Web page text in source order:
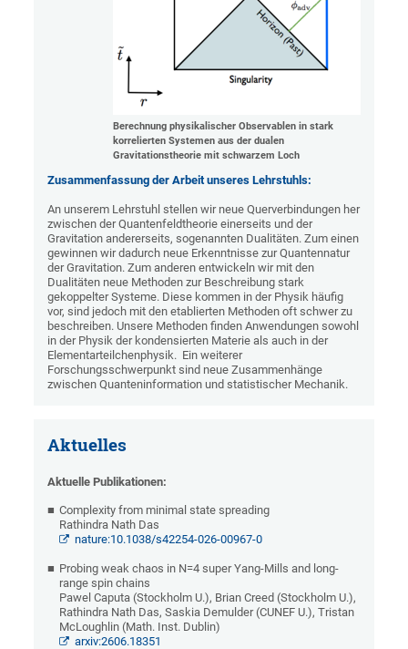
Berechnung physikalischer Observablen in stark
korrelierten Systemen aus der dualen
Gravitationstheorie mit schwarzem Loch
Zusammenfassung der Arbeit unseres Lehrstuhls:
An unserem Lehrstuhl stellen wir neue Querverbindungen her
zwischen der Quantenfeldtheorie einerseits und der
Gravitation andererseits, sogenannten Dualitäten. Zum einen
gewinnen wir dadurch neue Erkenntnisse zur Quantennatur
der Gravitation. Zum anderen entwickeln wir mit den
Dualitäten neue Methoden zur Beschreibung stark
gekoppelter Systeme. Diese kommen in der Physik häufig
vor, sind jedoch mit den etablierten Methoden oft schwer zu
beschreiben. Unsere Methoden finden Anwendungen sowohl
in der Physik der kondensierten Materie als auch in der
Elementarteilchenphysik. Ein weiterer
Forschungsschwerpunkt sind neue Zusammenhänge
zwischen Quanteninformation und statistischer Mechanik.
Aktuelles
Aktuelle Publikationen:
Complexity from minimal state spreading
Rathindra Nath Das
nature:10.1038/s42254-026-00967-0
Probing weak chaos in N=4 super Yang-Mills and long-
range spin chains
Pawel Caputa (Stockholm U.), Brian Creed (Stockholm U.),
Rathindra Nath Das, Saskia Demulder (CUNEF U.), Tristan
McLoughlin (Math. Inst. Dublin)
arxiv:2606.18351